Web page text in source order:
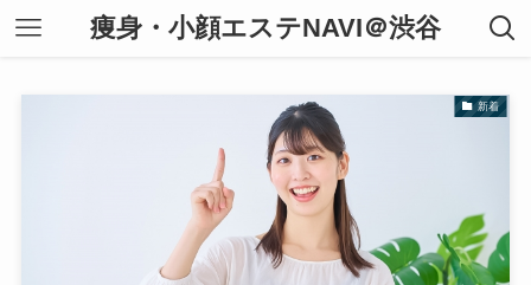
痩身・小顔エステNAVI＠渋谷
新着